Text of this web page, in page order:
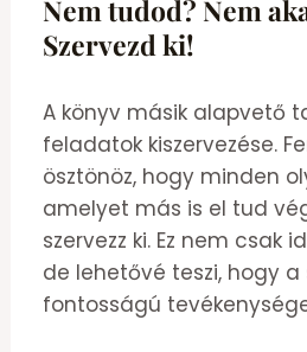
Nem tudod? Nem
Szervezd ki!
A könyv másik alapvető
feladatok kiszervezése.
ösztönöz, hogy minden
amelyet más is el tud
szervezz ki. Ez nem csak
de lehetővé teszi, hogy
fontosságú